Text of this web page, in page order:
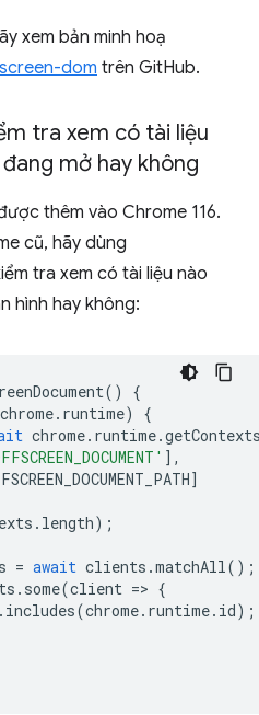
xem bản minh hoạ
dom trên GitHub.
tra xem có tài liệu
mở hay không
thêm vào Chrome 116.
cũ, hãy dùng
tra xem có tài liệu nào
hình hay không:
()
{
chrome. runtime)
{
chrome. runtime.
],
]
. length);
= await clients .matchAll();
. some(client => {
. includes(chrome. runtime. id);